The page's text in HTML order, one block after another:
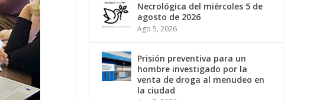
Necrológica del miércoles 5 de
agosto de 2026
Ago 5, 2026
Prisión preventiva para un
hombre investigado por la
venta de droga al menudeo en
la ciudad